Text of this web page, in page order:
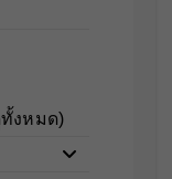
ทั้งหมด)